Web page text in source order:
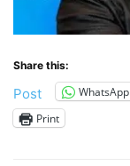
Share this:
Post WhatsApp
Print